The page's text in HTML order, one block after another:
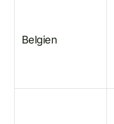
Belgien